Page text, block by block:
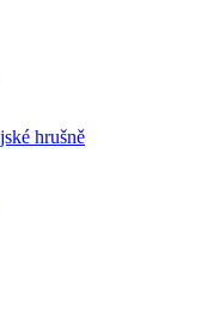
hrušně